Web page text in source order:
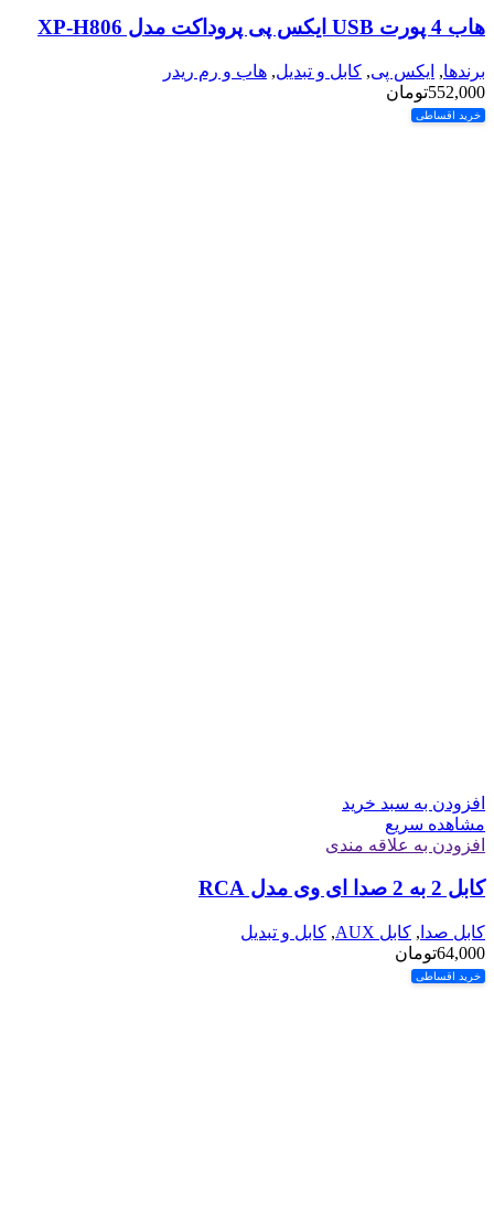
هاب 4 پورت USB ایکس پی پروداکت مدل XP-H806
برندها, ایکس پی, کابل و تبدیل, هاب و رم ریدر
552,000تومان
خرید اقساطی
افزودن به سبد خرید
مشاهده سریع
افزودن به علاقه مندی
کابل 2 به 2 صدا ای وی مدل RCA
کابل صدا , کابل AUX , کابل و تبدیل
64,000تومان
خرید اقساطی